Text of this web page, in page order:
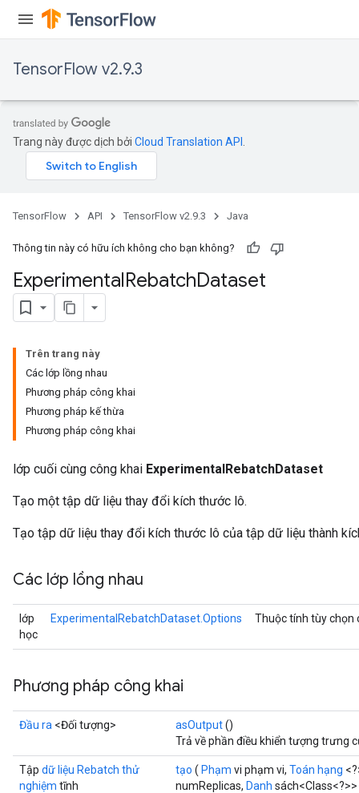
TensorFlow v2.9.3
Trang này được dịch bởi Cloud Translation API
TensorFlow API TensorFlow v2.9.3 Java
Thông tin này có hữu ích không cho bạn không?
ExperimentalRebatchDataset
Trên trang này
Các lớp lồng nhau
Phương pháp công khai
Phương pháp kế thừa
Phương pháp công khai
lớp cuối cùng công khai ExperimentalRebatchDataset
Tạo một tập dữ liệu thay đổi kích thước lô.
Tạo tập dữ liệu thay đổi kích thước lô của tập dữ liệu thành
Các lớp lồng nhau
lớp
học
ExperimentalRebatchDataset.Options Thuộc tính tùy chọn
Phương pháp công khai
Đầu ra <Đối tượng> asOutput()
Trả về phần điều khiển tượng trưng
Tập dữ liệu Rebatch thử
nghiệm tĩnh
tạo ( Phạm vi phạm vi, Toán hạng
numReplicas, Danh